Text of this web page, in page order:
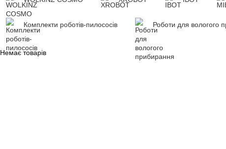
Комплекти роботів-пилососів Роботи для вологого
Немає товарів